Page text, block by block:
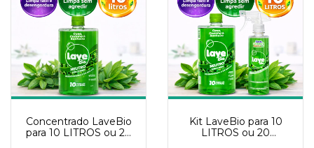
Concentrado LaveBio
para 10 LITROS ou 20
Kit LaveBio para 10
LITROS ou 20